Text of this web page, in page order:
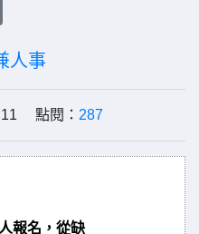
人事
點閱： 287
報名，從缺